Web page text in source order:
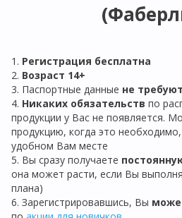
1. Регистрация бесплатна
2. Возраст 14+
3. Паспортные данные не
4. Никаких обязательств по
продукции у Вас не появляется.
продукцию, когда это
удобном Вам месте
5. Вы сразу получаете
она может расти, если Вы
плана)
6. Зарегистрировавшись, Вы